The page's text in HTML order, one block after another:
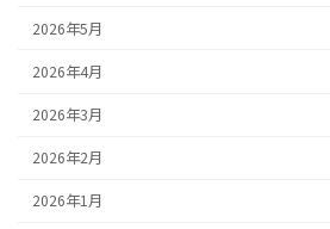
2026年5月
2026年4月
2026年3月
2026年2月
2026年1月